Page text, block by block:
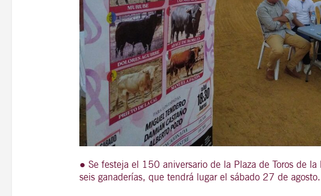
● Se festeja el 150 aniversario de la Plaza de Toros de
seis ganaderías, que tendrá lugar el sábado 27 de agosto.
21
VIERNES